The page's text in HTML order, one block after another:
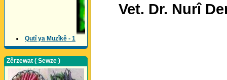
Qutî ya Muzîkê - 1
Zêrzewat ( Sewze )
Vet. Dr. Nurî